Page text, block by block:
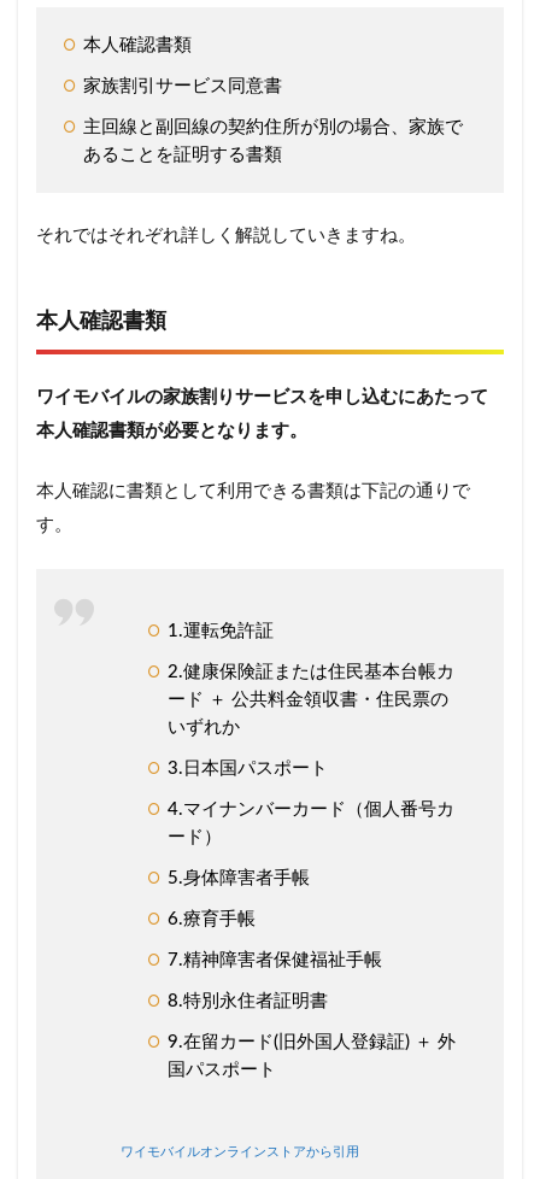
本人確認書類
家族割引サービス同意書
主回線と副回線の契約住所が別の場合、家族で
あることを証明する書類
それではそれぞれ詳しく解説していきますね。
本人確認書類
ワイモバイルの家族割りサービスを申し込むにあたって
本人確認書類が必要となります。
本人確認に書類として利用できる書類は下記の通りで
す。
1.運転免許証
2.健康保険証または住民基本台帳カ
ード ＋ 公共料金領収書・住民票の
いずれか
3.日本国パスポート
4.マイナンバーカード（個人番号カ
ード）
5.身体障害者手帳
6.療育手帳
7.精神障害者保健福祉手帳
8.特別永住者証明書
9.在留カード(旧外国人登録証) ＋ 外
国パスポート
ワイモバイルオンラインストアから引用